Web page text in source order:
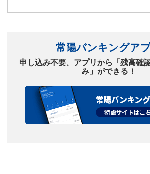
常陽バンキングア
申し込み不要、アプリから「残高確
み」ができる！